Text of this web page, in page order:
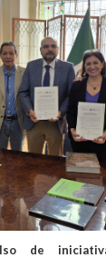
de